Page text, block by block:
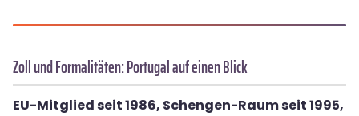
Zoll und Formalitäten: Portugal auf einen Blick
EU-Mitglied seit 1986, Schengen-Raum seit 1995,